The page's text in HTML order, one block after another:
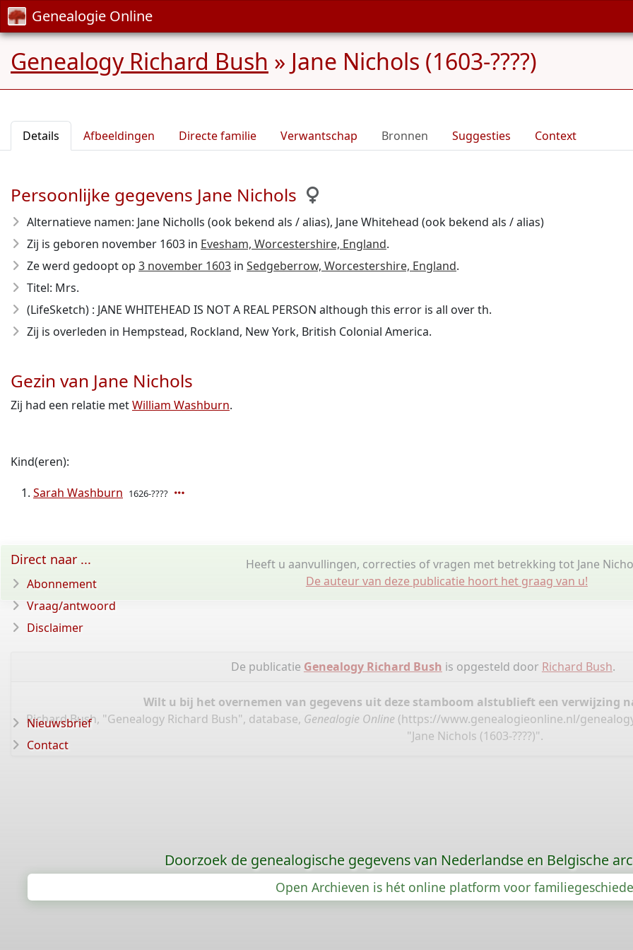
Genealogie Online
Genealogy Richard Bush » Jane Nichols (1603-????)
Details Afbeeldingen Directe familie Verwantschap Bronnen Suggesties Context
Persoonlijke gegevens Jane Nichols
Alternatieve namen: Jane Nicholls (ook bekend als / alias), Jane Whitehead (ook bekend als / alias)
Zij is geboren november 1603 in Evesham, Worcestershire, England.
Ze werd gedoopt op 3 november 1603 in Sedgeberrow, Worcestershire, England.
Titel: Mrs.
(LifeSketch) : JANE WHITEHEAD IS NOT A REAL PERSON although this error is all over th.
Zij is overleden in Hempstead, Rockland, New York, British Colonial America.
Gezin van Jane Nichols
Zij had een relatie metWilliam Washburn.
Kind(eren):
Sarah Washburn 1626-????
Heeft u aanvullingen, correcties of vragen met betrekking tot Jane
De auteur van deze publicatie hoort het graag van u!
De publicatie Genealogy Richard Bush is opgesteld door Richard Bush.
Wilt u bij het overnemen van gegevens uit deze stamboom alstublieft een verwijzing
Richard Bush, "Genealogy Richard Bush", database, Genealogie Online (https://www.genealogieonline.nl/
"Jane Nichols (1603-????)".
Direct naar ...
Abonnement
Vraag/antwoord
Disclaimer
Nieuwsbrief
Contact
Doorzoek de genealogische gegevens van Nederlandse en Belgische
Open Archieven is hét online platform voor